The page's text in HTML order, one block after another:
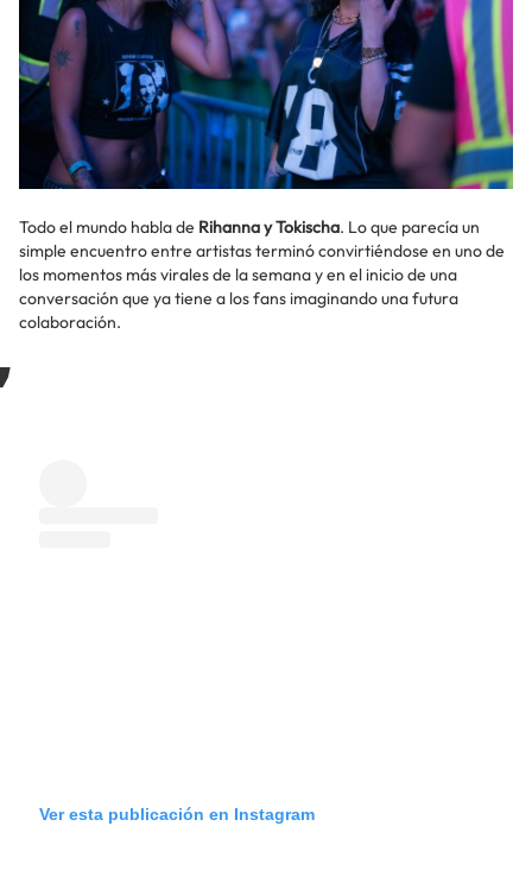
Todo el mundo habla de Rihanna y Tokischa. Lo que parecía un
simple encuentro entre artistas terminó convirtiéndose en uno de
los momentos más virales de la semana y en el inicio de una
conversación que ya tiene a los fans imaginando una futura
colaboración.
Ver esta publicación en Instagram